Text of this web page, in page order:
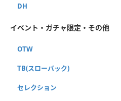
DH
イベント・ガチャ限定・その他
OTW
TB(スローバック)
セレクション